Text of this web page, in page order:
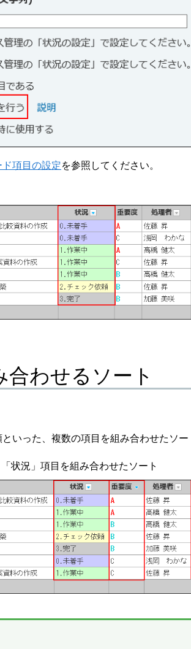
ド項目の設定を参照してください。
わせるソート
いった、複数の項目を組み合わせたソー
状況」項目を組み合わせたソート